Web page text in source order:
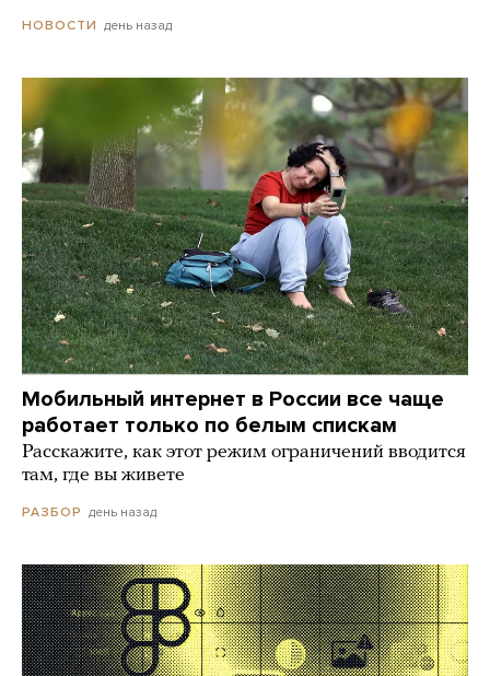
НОВОСТИ день назад
Мобильный интернет в России все чаще
работает только по белым спискам
Расскажите, как этот режим ограничений вводится
там, где вы живете
РАЗБОР день назад